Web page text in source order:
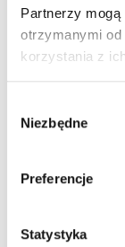
Partnerzy mogą
otrzymanymi
korzystania z
zgody
Niezbędne
Preferencje
Statystyka